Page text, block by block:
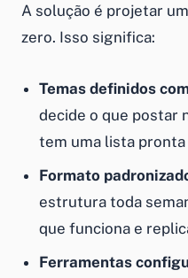
A solução é projetar
zero. Isso significa:
Temas definidos
decide o que postar
tem uma lista
Formato
estrutura toda
que funciona e
Ferramentas